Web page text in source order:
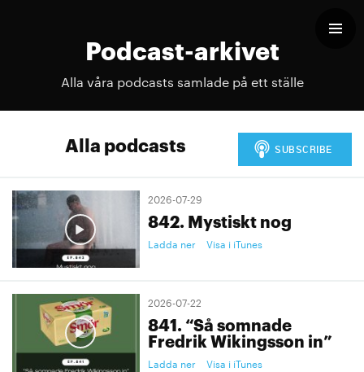
Podcast-arkivet
Alla våra podcasts samlade på ett ställe
Alla podcasts
2026-07-29
842. Mystiskt nog
Ladda ner Visa i iTunes
2026-07-22
841. “Så somnade
Fredrik Wikingsson in”
Ladda ner Visa i iTunes